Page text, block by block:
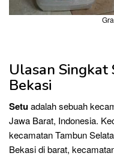
Ulasan Singkat
Bekasi
Setuadalah sebuah
Jawa Barat, Indonesia.
kecamatan Tambun
Bekasi di barat,